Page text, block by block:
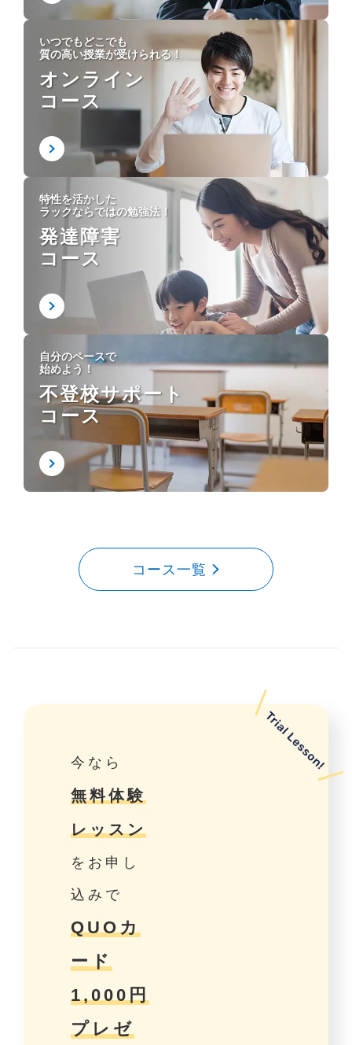
いつでもどこでも
質の高い授業が受けられる！
オンライン
コース
特性を活かした
ラックならではの勉強法！
発達障害
コース
自分のペースで
始めよう！
不登校サポート
コース
コース一覧
今なら
無料体験
レッスン
をお申し
込みで
QUOカ
ード
1,000円
プレゼ